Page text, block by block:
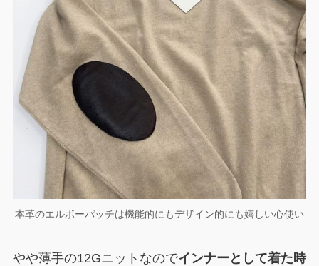
本革のエルボーパッチは機能的にもデザイン的にも嬉しい心使い
やや薄手の12Gニットなのでインナーとして着た時